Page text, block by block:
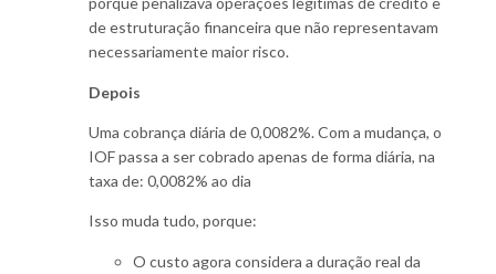
de estruturação financeira que não representavam
necessariamente maior risco.
Depois
Uma cobrança diária de 0,0082%. Com a mudança, o
IOF passa a ser cobrado apenas de forma diária, na
taxa de: 0,0082% ao dia
Isso muda tudo, porque:
O custo agora considera a duração real da